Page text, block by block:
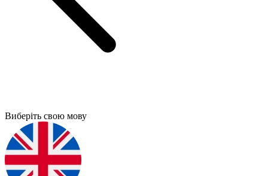
Виберіть свою мову